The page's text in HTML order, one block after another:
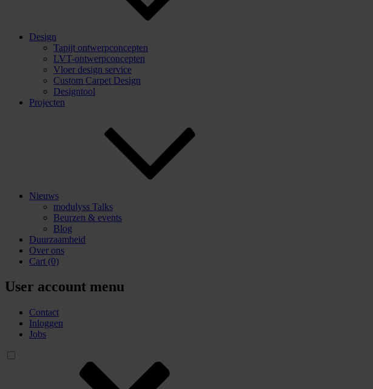
Design
Tapijt ontwerpconcepten
LVT-ontwerpconcepten
Vloer design service
Custom Carpet Design
Designtool
Projecten
Nieuws
modulyss Talks
Beurzen & events
Blog
Duurzaamheid
Over ons
Cart (0)
User account menu
Contact
Inloggen
Jobs